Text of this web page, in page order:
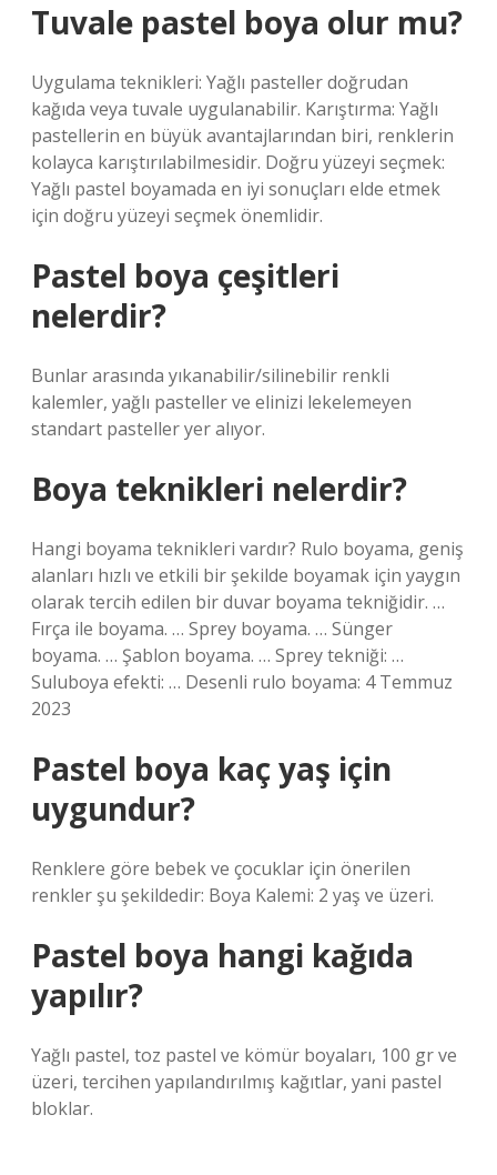
Tuvale pastel boya olur mu?
Uygulama teknikleri: Yağlı pasteller doğrudan
kağıda veya tuvale uygulanabilir. Karıştırma: Yağlı
pastellerin en büyük avantajlarından biri, renklerin
kolayca karıştırılabilmesidir. Doğru yüzeyi seçmek:
Yağlı pastel boyamada en iyi sonuçları elde etmek
için doğru yüzeyi seçmek önemlidir.
Pastel boya çeşitleri
nelerdir?
Bunlar arasında yıkanabilir/silinebilir renkli
kalemler, yağlı pasteller ve elinizi lekelemeyen
standart pasteller yer alıyor.
Boya teknikleri nelerdir?
Hangi boyama teknikleri vardır? Rulo boyama, geniş
alanları hızlı ve etkili bir şekilde boyamak için yaygın
olarak tercih edilen bir duvar boyama tekniğidir. …
Fırça ile boyama. … Sprey boyama. … Sünger
boyama. … Şablon boyama. … Sprey tekniği: …
Suluboya efekti: … Desenli rulo boyama: 4 Temmuz
2023
Pastel boya kaç yaş için
uygundur?
Renklere göre bebek ve çocuklar için önerilen
renkler şu şekildedir: Boya Kalemi: 2 yaş ve üzeri.
Pastel boya hangi kağıda
yapılır?
Yağlı pastel, toz pastel ve kömür boyaları, 100 gr ve
üzeri, tercihen yapılandırılmış kağıtlar, yani pastel
bloklar.